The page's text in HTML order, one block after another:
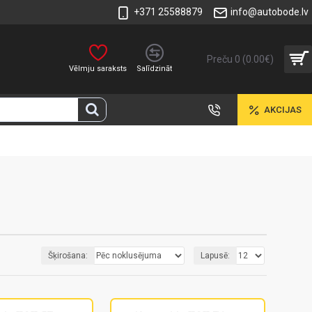
+371 25588879 info@autobode.lv
Vēlmju saraksts Salīdzināt
Preču 0 (0.00€)
AKCIJAS
Šķirošana: Lapusē: